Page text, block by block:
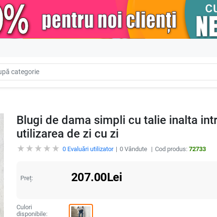
Blugi de dama simpli cu talie inalta
utilizarea de zi cu zi
0Evaluări utilizator 0Vândute Cod produs: 72733
Preț: 207.00Lei
Culori
disponibile: